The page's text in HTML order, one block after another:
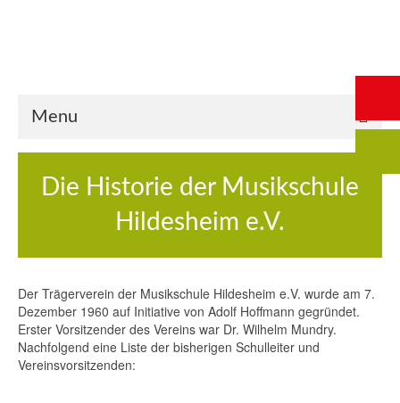
Menu
Die Historie der Musikschule
Hildesheim e.V.
Der Trägerverein der Musikschule Hildesheim e.V. wurde am 7.
Dezember 1960 auf Initiative von Adolf Hoffmann gegründet.
Erster Vorsitzender des Vereins war Dr. Wilhelm Mundry.
Nachfolgend eine Liste der bisherigen Schulleiter und
Vereinsvorsitzenden: